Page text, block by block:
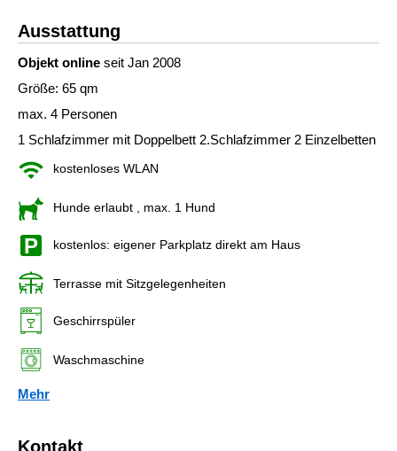
Ausstattung
Objekt online seit Jan 2008
Größe: 65 qm
max. 4 Personen
1 Schlafzimmer mit Doppelbett 2.Schlafzimmer 2 Einzelbetten
kostenloses WLAN
Hunde erlaubt , max. 1 Hund
kostenlos: eigener Parkplatz direkt am Haus
Terrasse mit Sitzgelegenheiten
Geschirrspüler
Waschmaschine
Mehr
Kontakt